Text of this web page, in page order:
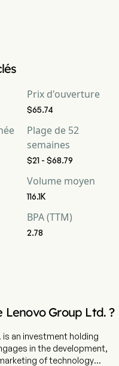
Prix d'ouverture
$65.74
Plage de 52
semaines
$21 - $68.79
Volume moyen
116.1K
BPA (TTM)
2.78
Lenovo Group Ltd. ?
is an investment holding
in the development,
of technology